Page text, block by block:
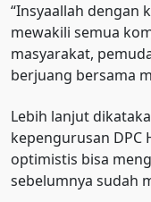
“Insyaallah dengan
mewakili semua
masyarakat,
berjuang bersama
Lebih lanjut
kepengurusan DPC
optimistis bisa
sebelumnya sudah